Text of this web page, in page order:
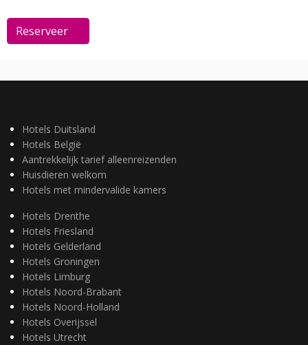
Reserveer
Hotels Duitsland
Hotels België
Aantrekkelijk tarief alleenreizenden
Huisdieren welkom
Hotels met mindervalide kamers
Hotels Drenthe
Hotels Friesland
Hotels Gelderland
Hotels Groningen
Hotels Limburg
Hotels Noord-Brabant
Hotels Noord-Holland
Hotels Overijssel
Hotels Utrecht